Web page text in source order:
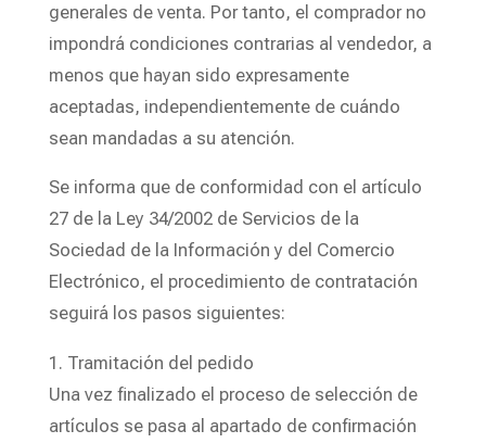
generales de venta. Por tanto, el comprador no
impondrá condiciones contrarias al vendedor, a
menos que hayan sido expresamente
aceptadas, independientemente de cuándo
sean mandadas a su atención.
Se informa que de conformidad con el artículo
27 de la Ley 34/2002 de Servicios de la
Sociedad de la Información y del Comercio
Electrónico, el procedimiento de contratación
seguirá los pasos siguientes:
1. Tramitación del pedido
Una vez finalizado el proceso de selección de
artículos se pasa al apartado de confirmación